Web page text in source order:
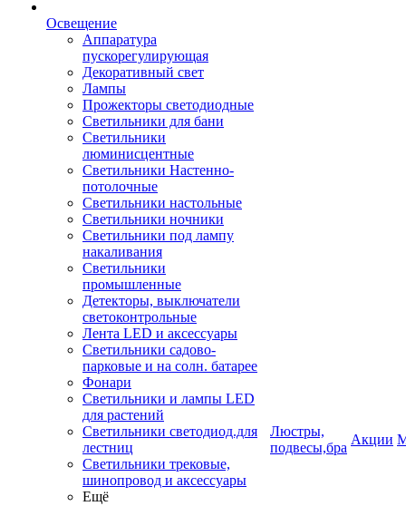
Освещение
Аппаратура
пускорегулирующая
Декоративный свет
Лампы
Прожекторы светодиодные
Светильники для бани
Светильники
люминисцентные
Светильники Настенно-
потолочные
Светильники настольные
Светильники ночники
Светильники под лампу
накаливания
Светильники
промышленные
Детекторы, выключатели
светоконтрольные
Лента LED и аксессуары
Светильники садово-
парковые и на солн. батарее
Фонари
Светильники и лампы LED
для растений
Светильники светодиод.для
лестниц
Светильники трековые,
шинопровод и аксессуары
Ещё
Люстры,
подвесы,бра
Акции